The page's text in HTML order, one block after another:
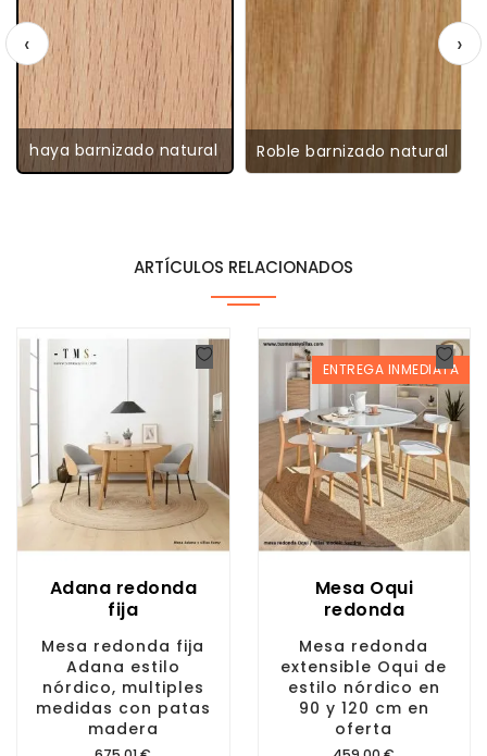
haya barnizado natural Roble barnizado natural
‹ ›
ARTÍCULOS RELACIONADOS
Adana redonda
fija
Mesa redonda fija
Adana estilo
nórdico, multiples
medidas con patas
madera
ENTREGA INMEDIATA
Mesa Oqui
redonda
Mesa redonda
extensible Oqui de
estilo nórdico en
90 y 120 cm en
oferta